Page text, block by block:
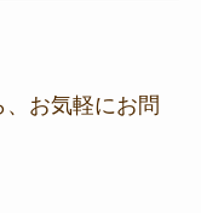
お気軽にお問